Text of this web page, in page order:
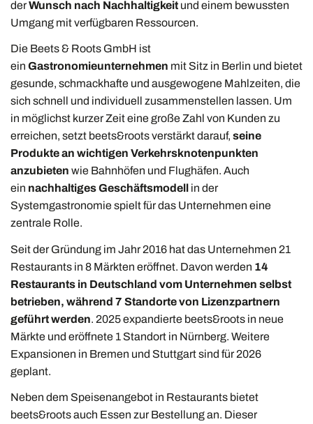
derWunsch nach Nachhaltigkeit und einem bewussten
Umgang mit verfügbaren Ressourcen.
Die Beets & Roots GmbH ist
ein Gastronomieunternehmen mit Sitz in Berlin und bietet
gesunde, schmackhafte und ausgewogene Mahlzeiten, die
sich schnell und individuell zusammenstellen lassen. Um
in möglichst kurzer Zeit eine große Zahl von Kunden zu
erreichen, setzt beets&roots verstärkt darauf, seine
Produkte an wichtigen Verkehrsknotenpunkten
anzubieten wie Bahnhöfen und Flughäfen. Auch
ein nachhaltiges Geschäftsmodell in der
Systemgastronomie spielt für das Unternehmen eine
zentrale Rolle.
Seit der Gründung im Jahr 2016 hat das Unternehmen 21
Restaurants in 8 Märkten eröffnet. Davon werden 14
Restaurants in Deutschland vom Unternehmen selbst
betrieben, während 7 Standorte von Lizenzpartnern
geführt werden. 2025 expandierte beets&roots in neue
Märkte und eröffnete 1 Standort in Nürnberg. Weitere
Expansionen in Bremen und Stuttgart sind für 2026
geplant.
Neben dem Speisenangebot in Restaurants bietet
beets&roots auch Essen zur Bestellung an. Dieser